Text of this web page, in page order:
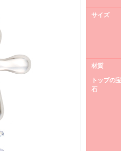
サイズ
材質
トップの宝
石